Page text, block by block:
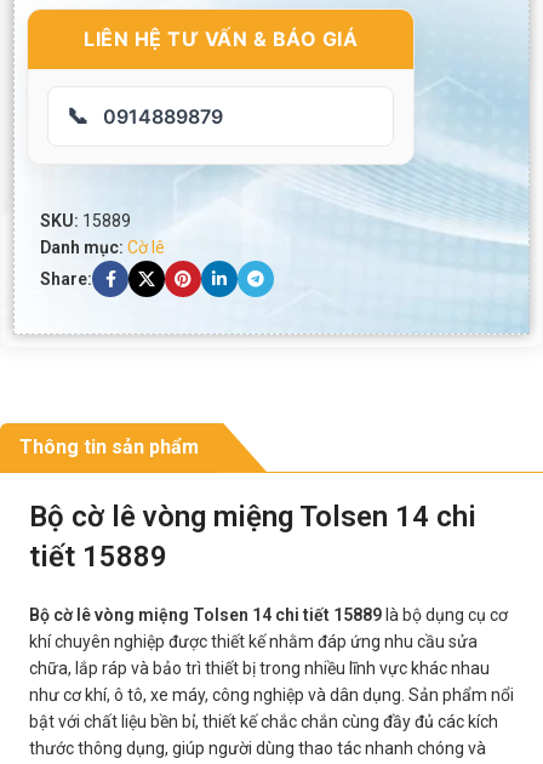
LIÊN HỆ TƯ VẤN & BÁO GIÁ
📞 0914889879
SKU: 15889
Danh mục: Cờ lê
Share:
Thông tin sản phẩm
Bộ cờ lê vòng miệng Tolsen 14 chi
tiết 15889
Bộ cờ lê vòng miệng Tolsen 14 chi tiết 15889 là bộ dụng cụ cơ
khí chuyên nghiệp được thiết kế nhằm đáp ứng nhu cầu sửa
chữa, lắp ráp và bảo trì thiết bị trong nhiều lĩnh vực khác nhau
như cơ khí, ô tô, xe máy, công nghiệp và dân dụng. Sản phẩm nổi
bật với chất liệu bền bỉ, thiết kế chắc chắn cùng đầy đủ các kích
thước thông dụng, giúp người dùng thao tác nhanh chóng và